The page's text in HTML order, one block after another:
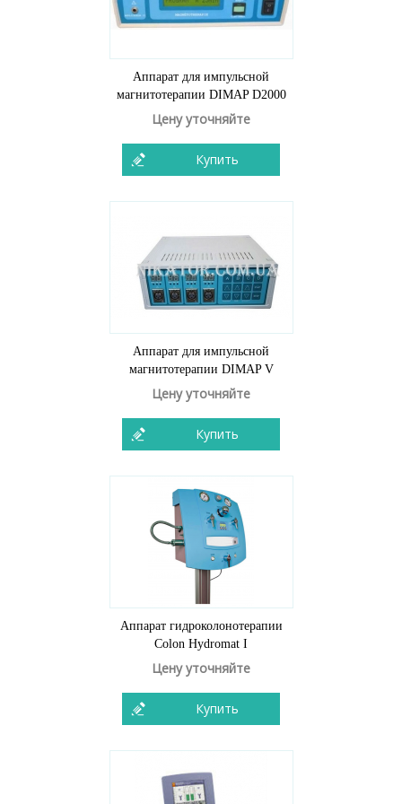
Аппарат для импульсной
магнитотерапии DIMAP D2000
Цену уточняйте
Купить
Аппарат для импульсной
магнитотерапии DIMAP V
Цену уточняйте
Купить
Аппарат гидроколонотерапии
Colon Hydromat I
Цену уточняйте
Купить